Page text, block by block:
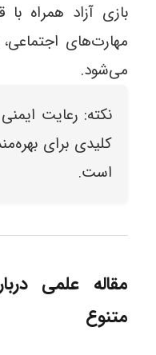
بازی آزاد همراه
مهارت‌های
می‌شود.
نکته: رعایت
کلیدی برای
است.
مقاله علمی
متنوع